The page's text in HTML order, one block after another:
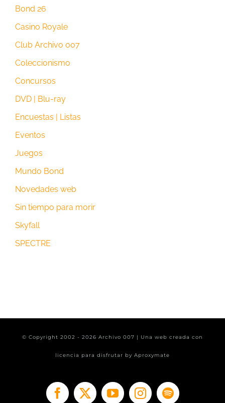
Bond 26
Casino Royale
Club Archivo 007
Coleccionismo
Concursos
DVD | Blu-ray
Encuestas | Listas
Eventos
Juegos
Mundo Bond
Novedades web
Sin tiempo para morir
Skyfall
SPECTRE
© Copyright 2002 - 2026 Archivo 007 | Una web creada con
licencia para disfrutar by Aproxymate
Facebook
X YouTubeInstagramSpotify